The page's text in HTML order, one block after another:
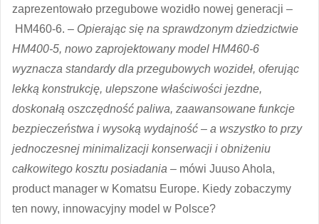
zaprezentowało przegubowe wozidło nowej generacji –
HM460-6. – Opierając się na sprawdzonym dziedzictwie
HM400-5, nowo zaprojektowany model HM460-6
wyznacza standardy dla przegubowych wozideł, oferując
lekką konstrukcję, ulepszone właściwości jezdne,
doskonałą oszczędność paliwa, zaawansowane funkcje
bezpieczeństwa i wysoką wydajność – a wszystko to przy
jednoczesnej minimalizacji konserwacji i obniżeniu
całkowitego kosztu posiadania – mówi Juuso Ahola,
product manager w Komatsu Europe. Kiedy zobaczymy
ten nowy, innowacyjny model w Polsce?